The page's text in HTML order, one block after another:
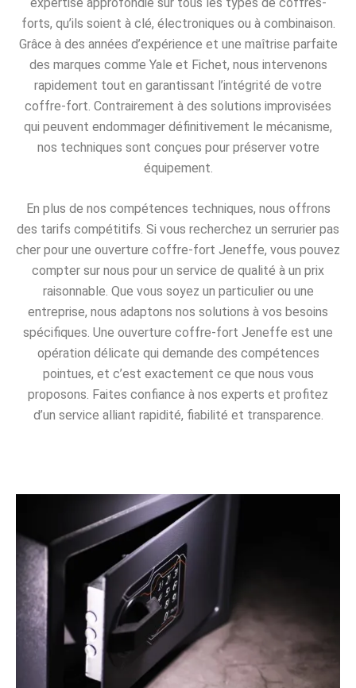
forts, qu’ils soient à clé, électroniques ou à combinaison.
Grâce à des années d’expérience et une maîtrise parfaite
des marques comme Yale et Fichet, nous intervenons
rapidement tout en garantissant l’intégrité de votre
coffre-fort. Contrairement à des solutions improvisées
qui peuvent endommager définitivement le mécanisme,
nos techniques sont conçues pour préserver votre
équipement.
En plus de nos compétences techniques, nous offrons
des tarifs compétitifs. Si vous recherchez un serrurier pas
cher pour une ouverture coffre-fort Jeneffe, vous pouvez
compter sur nous pour un service de qualité à un prix
raisonnable. Que vous soyez un particulier ou une
entreprise, nous adaptons nos solutions à vos besoins
spécifiques. Une ouverture coffre-fort Jeneffe est une
opération délicate qui demande des compétences
pointues, et c’est exactement ce que nous vous
proposons. Faites confiance à nos experts et profitez
d’un service alliant rapidité, fiabilité et transparence.